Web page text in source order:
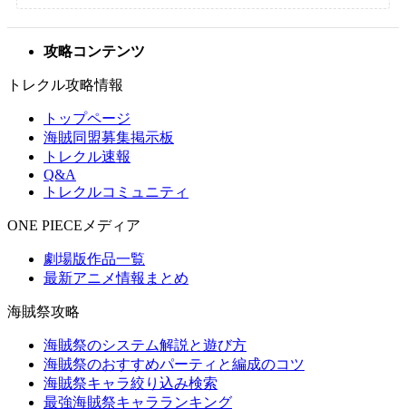
攻略コンテンツ
トレクル攻略情報
トップページ
海賊同盟募集掲示板
トレクル速報
Q&A
トレクルコミュニティ
ONE PIECEメディア
劇場版作品一覧
最新アニメ情報まとめ
海賊祭攻略
海賊祭のシステム解説と遊び方
海賊祭のおすすめパーティと編成のコツ
海賊祭キャラ絞り込み検索
最強海賊祭キャラランキング